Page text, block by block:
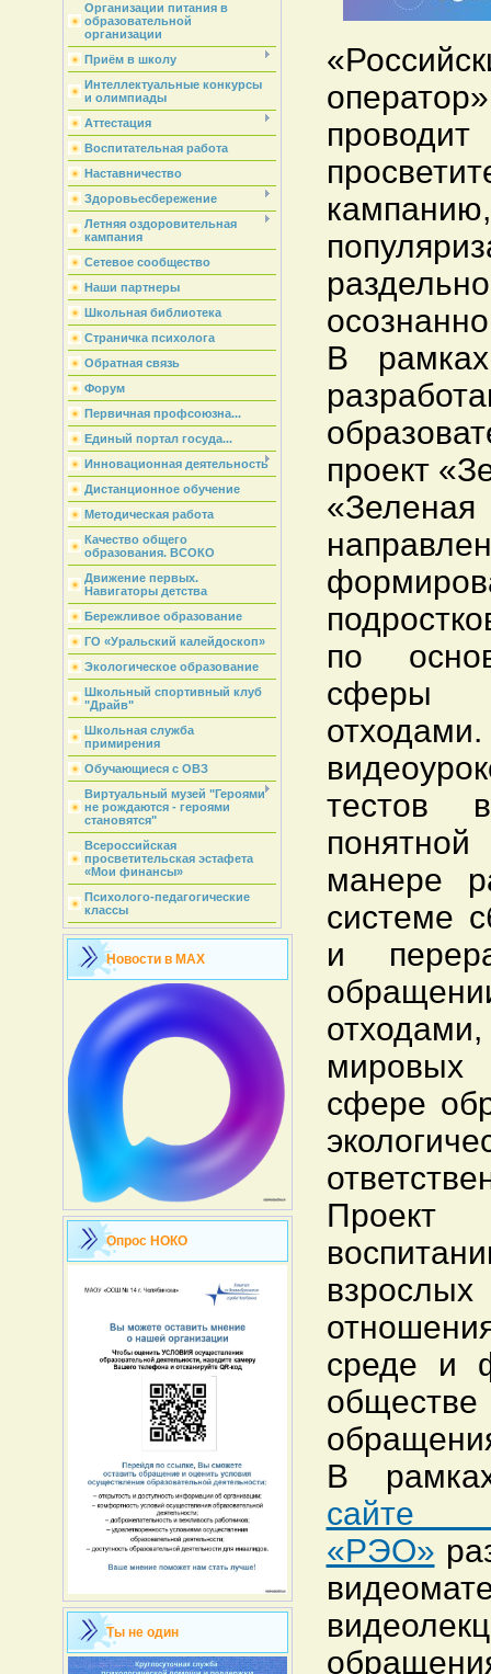
Организации питания в
образовательной
организации
Приём в школу
Интеллектуальные конкурсы
и олимпиады
Аттестация
Воспитательная работа
Наставничество
Здоровьесбережение
Летняя оздоровительная
кампания
Сетевое сообщество
Наши партнеры
Школьная библиотека
Страничка психолога
Обратная связь
Форум
Первичная профсоюзна...
Единый портал госуда...
Инновационная деятельность
Дистанционное обучение
Методическая работа
Качество общего
образования. ВСОКО
Движение первых.
Навигаторы детства
Бережливое образование
ГО «Уральский калейдоскоп»
Экологическое образование
Школьный спортивный клуб
"Драйв"
Школьная служба
примирения
Обучающиеся с ОВЗ
Виртуальный музей "Героями
не рождаются - героями
становятся"
Всероссийская
просветительская эстафета
«Мои финансы»
Психолого-педагогические
классы
Новости в MAX
Опрос НОКО
Ты не один
В
проект
по
сферы
тестов
манере
системе
и
сфере
Проект
среде и
В
«РЭО»